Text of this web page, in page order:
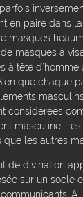
en paire dans
masques
masques à
à tête d’homme
que chaque
considérées
masculine.
les autres
de divination
sur un socle
A